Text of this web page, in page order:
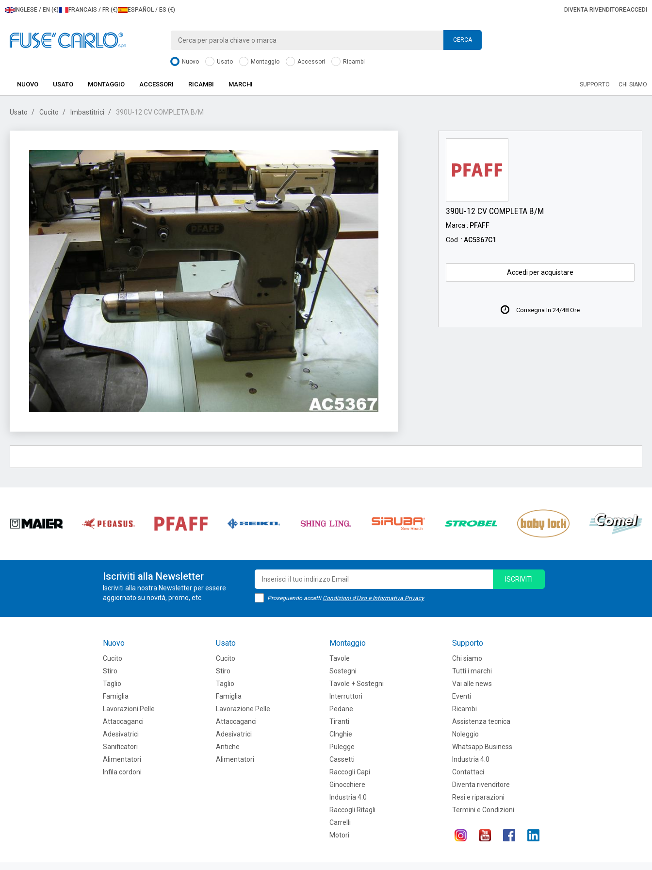
INGLESE / EN (€) FRANCAIS / FR (€) ESPAÑOL / ES (€) DIVENTA RIVENDITOREACCEDI
CERCA
Nuovo Usato Montaggio Accessori Ricambi
NUOVO USATO MONTAGGIO ACCESSORI RICAMBI MARCHI SUPPORTO CHI SIAMO
Usato Cucito Imbastitrici 390U-12 CV COMPLETA B/M
390U-12 CV COMPLETA B/M
Marca : PFAFF
Cod. : AC5367C1
Accedi per acquistare
Consegna In 24/48 Ore
Iscriviti alla Newsletter
Iscriviti alla nostra Newsletter per essere
aggiornato su novità, promo, etc.
Proseguendo accetti Condizioni d'Uso e Informativa Privacy
ISCRIVITI
Nuovo
Cucito
Stiro
Taglio
Famiglia
Lavorazioni Pelle
Attaccaganci
Adesivatrici
Sanificatori
Alimentatori
Infila cordoni
Usato
Cucito
Stiro
Taglio
Famiglia
Lavorazione Pelle
Attaccaganci
Adesivatrici
Antiche
Alimentatori
Montaggio
Tavole
Sostegni
Tavole + Sostegni
Interruttori
Pedane
Tiranti
CInghie
Pulegge
Cassetti
Raccogli Capi
Ginocchiere
Industria 4.0
Raccogli Ritagli
Carrelli
Motori
Supporto
Chi siamo
Tutti i marchi
Vai alle news
Eventi
Ricambi
Assistenza tecnica
Noleggio
Whatsapp Business
Industria 4.0
Contattaci
Diventa rivenditore
Resi e riparazioni
Termini e Condizioni